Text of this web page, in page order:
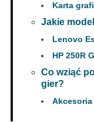
Karta
Jakie
Lenovo
HP 250R
Co wziąć
gier?